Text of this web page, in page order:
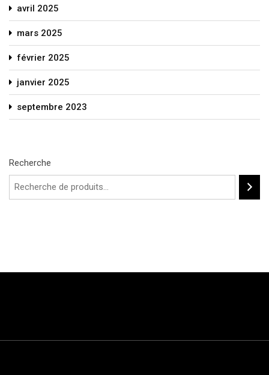
avril 2025
mars 2025
février 2025
janvier 2025
septembre 2023
Recherche